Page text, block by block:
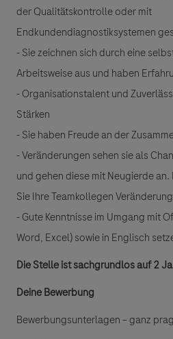
der Qualitätskontrolle oder mit
Endkundendiagnostiksystemen
- Sie zeichnen sich durch eine
Arbeitsweise aus und haben
- Organisationstalent und
Stärken
- Sie haben Freude an der
- Veränderungen sehen sie als
und gehen diese mit Neugierde
Sie Ihre Teamkollegen
- Gute Kenntnisse im Umgang mit
Word, Excel) sowie in Englisch
Die Stelle ist sachgrundlos auf 2
Deine Bewerbung
Bewerbungsunterlagen – ganz